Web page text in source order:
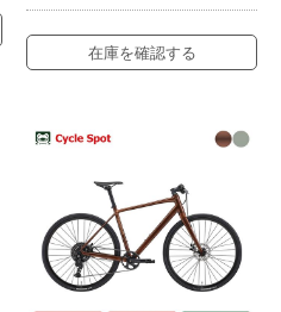
在庫を確認する